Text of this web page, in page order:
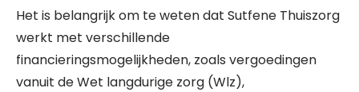
Het is belangrijk om te weten dat Sutfene Thuiszorg
werkt met verschillende
financieringsmogelijkheden, zoals vergoedingen
vanuit de Wet langdurige zorg (Wlz),